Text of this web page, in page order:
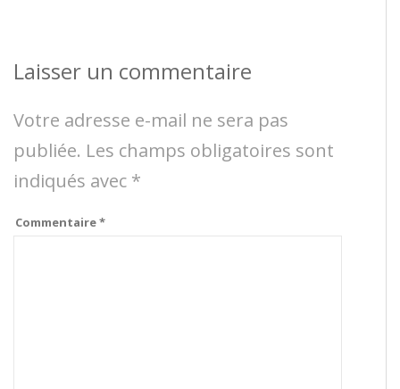
Laisser un commentaire
Votre adresse e-mail ne sera pas
publiée. Les champs obligatoires sont
indiqués avec *
Commentaire*